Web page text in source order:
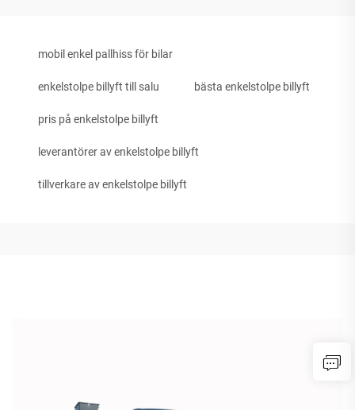
mobil enkel pallhiss för bilar
enkelstolpe billyft till salu bästa enkelstolpe billyft
pris på enkelstolpe billyft
leverantörer av enkelstolpe billyft
tillverkare av enkelstolpe billyft